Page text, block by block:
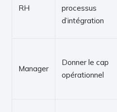
RH
processus
d’intégration
Manager
Donner le cap
opérationnel